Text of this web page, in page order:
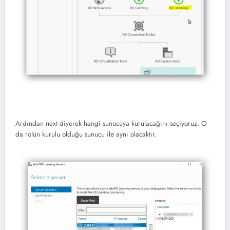
Ardından next diyerek hangi sunucuya kurulacağını seçiyoruz. O
da rolün kurulu olduğu sunucu ile aynı olacaktır.